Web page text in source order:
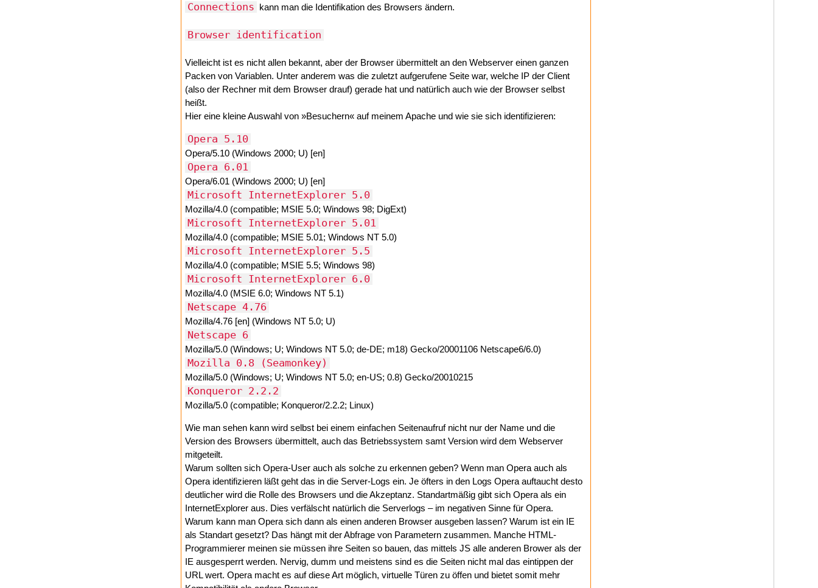
Connections kann man die Identifikation des Browsers ändern.
Browser identification
Vielleicht ist es nicht allen bekannt, aber der Browser übermittelt an den Webserver einen ganzen
Packen von Variablen. Unter anderem was die zuletzt aufgerufene Seite war, welche IP der Client
(also der Rechner mit dem Browser drauf) gerade hat und natürlich auch wie der Browser selbst
heißt.
Hier eine kleine Auswahl von »Besuchern« auf meinem Apache und wie sie sich identifizieren:
Opera 5.10
Opera/5.10 (Windows 2000; U) [en]
Opera 6.01
Opera/6.01 (Windows 2000; U) [en]
Microsoft InternetExplorer 5.0
Mozilla/4.0 (compatible; MSIE 5.0; Windows 98; DigExt)
Microsoft InternetExplorer 5.01
Mozilla/4.0 (compatible; MSIE 5.01; Windows NT 5.0)
Microsoft InternetExplorer 5.5
Mozilla/4.0 (compatible; MSIE 5.5; Windows 98)
Microsoft InternetExplorer 6.0
Mozilla/4.0 (MSIE 6.0; Windows NT 5.1)
Netscape 4.76
Mozilla/4.76 [en] (Windows NT 5.0; U)
Netscape 6
Mozilla/5.0 (Windows; U; Windows NT 5.0; de-DE; m18) Gecko/20001106 Netscape6/6.0)
Mozilla 0.8 (Seamonkey)
Mozilla/5.0 (Windows; U; Windows NT 5.0; en-US; 0.8) Gecko/20010215
Konqueror 2.2.2
Mozilla/5.0 (compatible; Konqueror/2.2.2; Linux)
Wie man sehen kann wird selbst bei einem einfachen Seitenaufruf nicht nur der Name und die
Version des Browsers übermittelt, auch das Betriebssystem samt Version wird dem Webserver
mitgeteilt.
Warum sollten sich Opera-User auch als solche zu erkennen geben? Wenn man Opera auch als
Opera identifizieren läßt geht das in die Server-Logs ein. Je öfters in den Logs Opera auftaucht desto
deutlicher wird die Rolle des Browsers und die Akzeptanz. Standartmäßig gibt sich Opera als ein
InternetExplorer aus. Dies verfälscht natürlich die Serverlogs – im negativen Sinne für Opera.
Warum kann man Opera sich dann als einen anderen Browser ausgeben lassen? Warum ist ein IE
als Standart gesetzt? Das hängt mit der Abfrage von Parametern zusammen. Manche HTML-
Programmierer meinen sie müssen ihre Seiten so bauen, das mittels JS alle anderen Brower als der
IE ausgesperrt werden. Nervig, dumm und meistens sind es die Seiten nicht mal das eintippen der
URL wert. Opera macht es auf diese Art möglich, virtuelle Türen zu öffen und bietet somit mehr